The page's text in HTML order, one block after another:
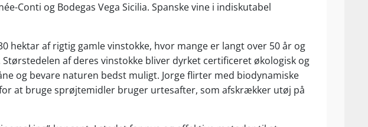
Conti og Bodegas Vega Sicilia. Spanske vine i indiskutabel
hektar af rigtig gamle vinstokke, hvor mange er langt over 50 år og
af deres vinstokke bliver dyrket certificeret økologisk og
og bevare naturen bedst muligt. Jorge flirter med biodynamiske
at bruge sprøjtemidler bruger urtesafter, som afskrækker utøj på